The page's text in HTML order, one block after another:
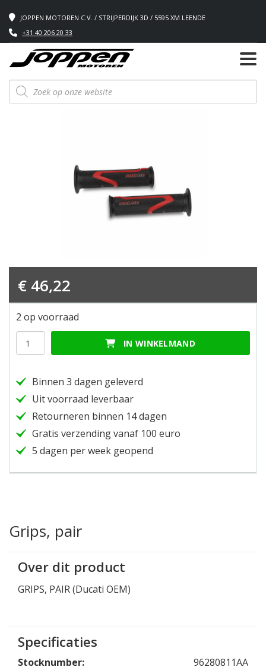
JOPPEN MOTOREN C.V. / STRIJPERDIJK 3D / 5595 XM LEENDE
+31 40 206 20 33
Producten
zoeken
Grips, pair
Over dit product
GRIPS, PAIR (Ducati OEM)
Specificaties
Stocknumber:
96280811AA
€ 46,22
2 op voorraad
Grips,
pair
IN WINKELMAND
Binnen 3 dagen geleverd
Uit voorraad leverbaar
Retourneren binnen 14 dagen
Gratis verzending vanaf 100 euro
5 dagen per week geopend